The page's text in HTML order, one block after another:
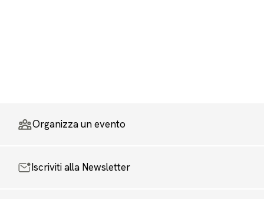
Organizza un evento
Iscriviti alla Newsletter